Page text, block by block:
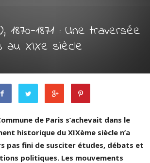
1870-1871 : Une traversée
au XIXe siècle
de Paris s’achevait dans le
historique du XIXème siècle n’a
pas fini de susciter études, débats et
politiques. Les mouvements